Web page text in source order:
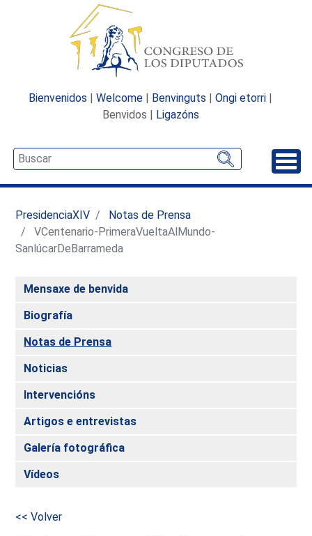
Bienvenidos | Welcome | Benvinguts | Ongi etorri |
Benvidos | Ligazóns
PresidenciaXIV
Notas de Prensa
VCentenario-PrimeraVueltaAlMundo-
SanlúcarDeBarrameda
Mensaxe de benvida
Biografía
Notas de Prensa
Noticias
Intervencións
Artigos e entrevistas
Galería fotográfica
Vídeos
<< Volver